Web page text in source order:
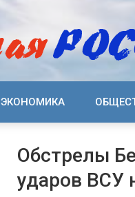
ЭКОНОМИКА
Обстрелы
ударов ВСУ